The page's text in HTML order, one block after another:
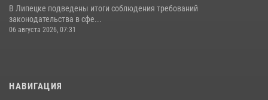
В Липецке подведены итоги соблюдения требований
законодательства в сфе...
06 августа 2026, 07:31
НАВИГАЦИЯ